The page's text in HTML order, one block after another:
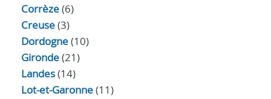
Corrèze(6)
Creuse(3)
Dordogne(10)
Gironde(21)
Landes(14)
Lot-et-Garonne(11)